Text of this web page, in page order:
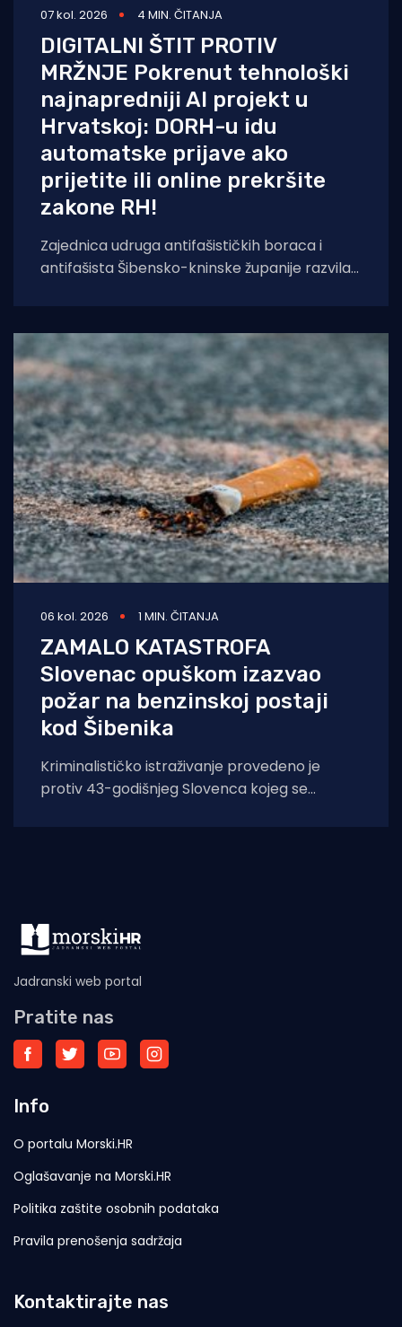
07 kol. 2026 4 MIN. ČITANJA
DIGITALNI ŠTIT PROTIV
MRŽNJE Pokrenut tehnološki
najnapredniji AI projekt u
Hrvatskoj: DORH-u idu
automatske prijave ako
prijetite ili online prekršite
zakone RH!
Zajednica udruga antifašističkih boraca i
antifašista Šibensko-kninske županije razvila
06 kol. 2026 1 MIN. ČITANJA
ZAMALO KATASTROFA
Slovenac opuškom izazvao
požar na benzinskoj postaji
kod Šibenika
Kriminalističko istraživanje provedeno je
protiv 43-godišnjeg Slovenca kojeg se
Jadranski web portal
Pratite nas
Info
O portalu Morski.HR
Oglašavanje na Morski.HR
Politika zaštite osobnih podataka
Pravila prenošenja sadržaja
Kontaktirajte nas